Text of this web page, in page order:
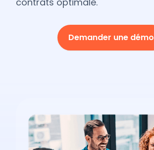
Demander une démo